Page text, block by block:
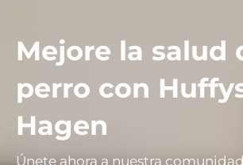
Mejore la salud
perro con
Hagen
Únete ahora a nuestra